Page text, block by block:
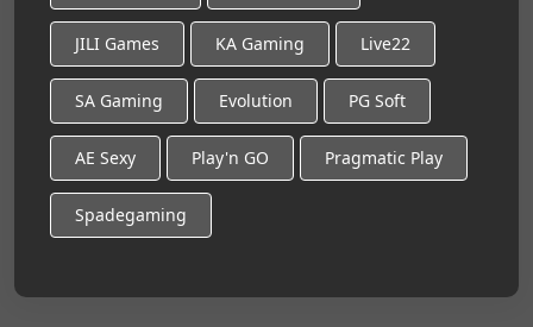
JILI Games KA Gaming Live22
SA Gaming Evolution PG Soft
AE Sexy Play'n GO Pragmatic Play
Spadegaming